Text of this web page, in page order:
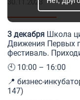
30.11.2023
3 декабря Школа
Движения Первых
фестиваль.
🕙 10:00 – 16:00
📍 бизнес-
147)